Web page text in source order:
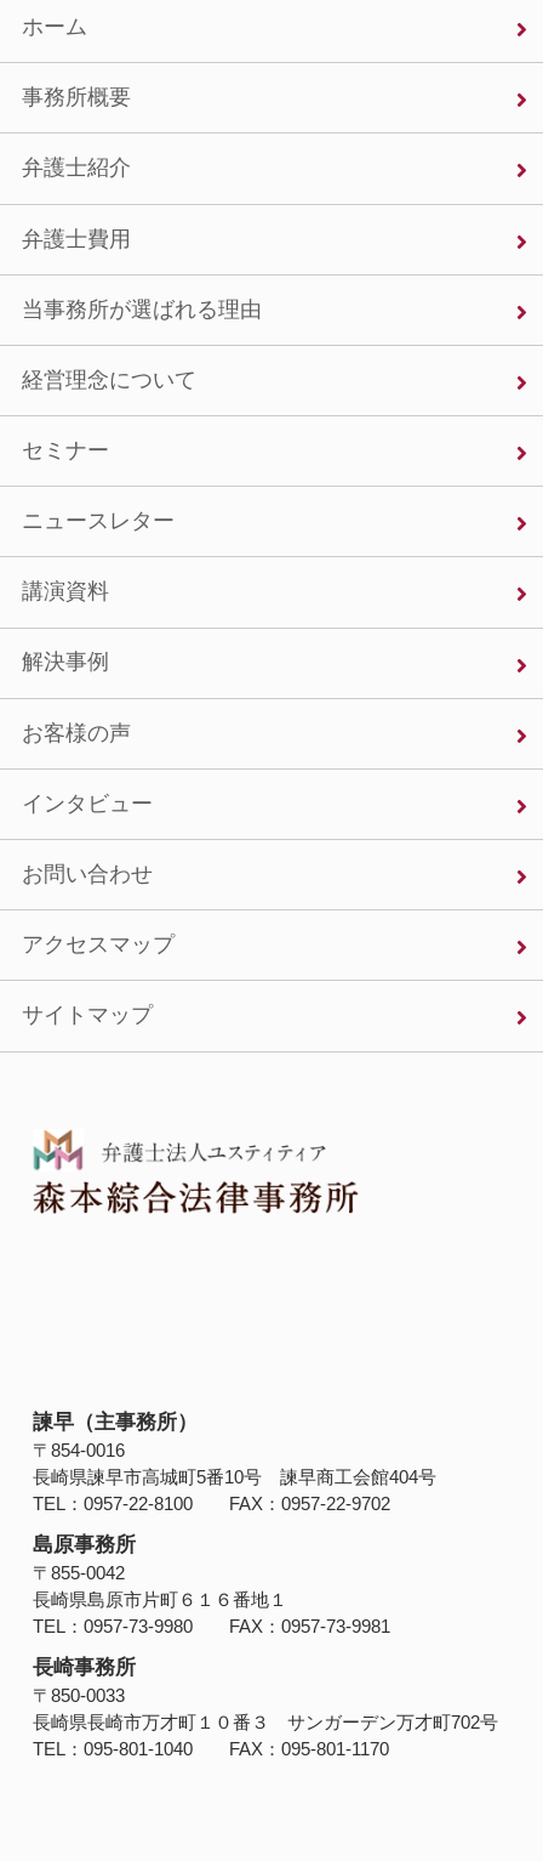
ホーム
事務所概要
弁護士紹介
弁護士費用
当事務所が選ばれる理由
経営理念について
セミナー
ニュースレター
講演資料
解決事例
お客様の声
インタビュー
お問い合わせ
アクセスマップ
サイトマップ
諫早（主事務所）
〒854‐0016
長崎県諫早市高城町5番10号 諫早商工会館404号
TEL：0957-22-8100 FAX：0957-22-9702
島原事務所
〒855-0042
長崎県島原市片町６１６番地１
TEL：0957-73-9980 FAX：0957-73-9981
長崎事務所
〒850-0033
長崎県長崎市万才町１０番３ サンガーデン万才町702号
TEL：095-801-1040 FAX：095-801-1170